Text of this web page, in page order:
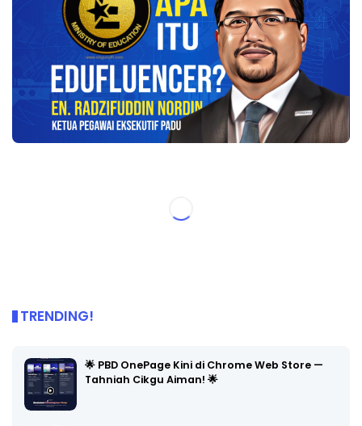
TRENDING!
🌟 PBD OnePage Kini di Chrome Web Store —
Tahniah Cikgu Aiman! 🌟